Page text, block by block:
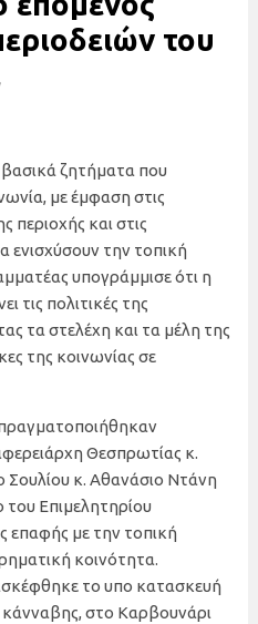
του
ζητήματα που
με έμφαση στις
περιοχής και στις
ενισχύσουν την τοπική
υπογράμμισε ότι η
τις πολιτικές της
τα στελέχη και τα μέλη της
της κοινωνίας σε
πραγματοποιήθηκαν
Θεσπρωτίας κ.
κ. Αθανάσιο Ντάνη
του Επιμελητηρίου
επαφής με την τοπική
κοινότητα.
το υπο κατασκευή
στο Καρβουνάρι